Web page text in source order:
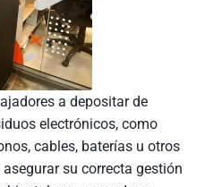
a depositar de
electrónicos, como
cables, baterías u otros
su correcta gestión